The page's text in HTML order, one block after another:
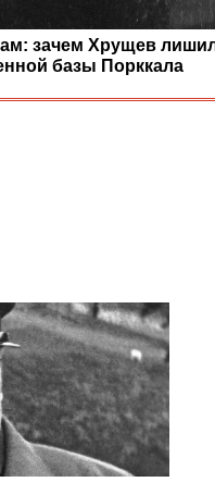
зачем Хрущев
базы Порккала